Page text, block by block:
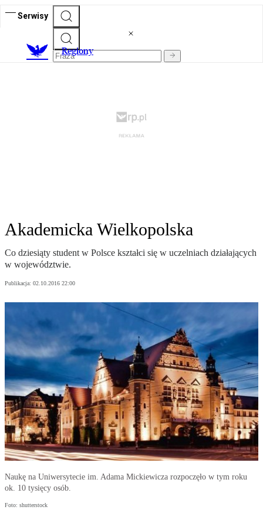
Serwisy
Regiony
Akademicka Wielkopolska
Co dziesiąty student w Polsce kształci się w uczelniach działających
w województwie.
Publikacja: 02.10.2016 22:00
Naukę na Uniwersytecie im. Adama Mickiewicza rozpoczęło w tym roku
ok. 10 tysięcy osób.
Foto: shutterstock